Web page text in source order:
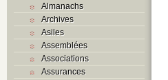
Almanachs
Archives
Asiles
Assemblées
Associations
Assurances